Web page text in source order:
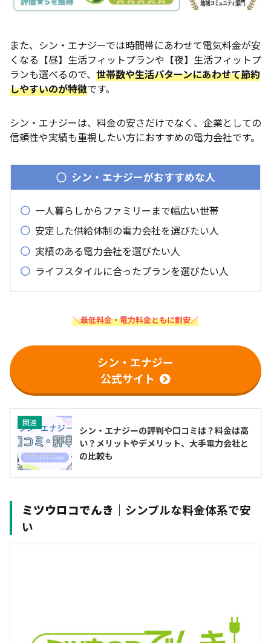
また、シン・エナジーでは時間帯にあわせて電気料金が安
くなる【昼】生活フィットプランや【夜】生活フィットプ
ランも選べるので、 世帯数や生活パターンにあわせて節約
しやすいのが特徴です。
シン・エナジーは、料金の安さだけでなく、企業としての
信頼性や実績も重視したい方におすすめの電力会社です。
シン・エナジーがおすすめな人
一人暮らしからファミリーまで幅広い世帯
安定した供給体制の電力会社を選びたい人
実績のある電力会社を選びたい人
ライフスタイルに合ったプランを選びたい人
＼最低料金・電力料金ともに割安／
シン・エナジー
公式サイト
関連
シン・エナジーの評判や口コミは？料金は高
い？メリットやデメリット、大手電力会社と
の比較も
ミツウロコでんき ｜シンプルな料金体系で安
い